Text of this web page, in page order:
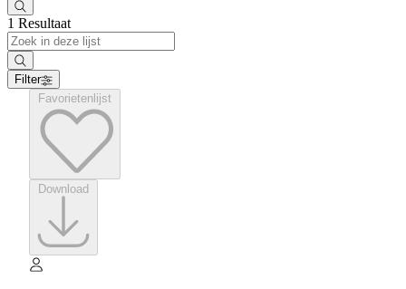
1 Resultaat
Filter